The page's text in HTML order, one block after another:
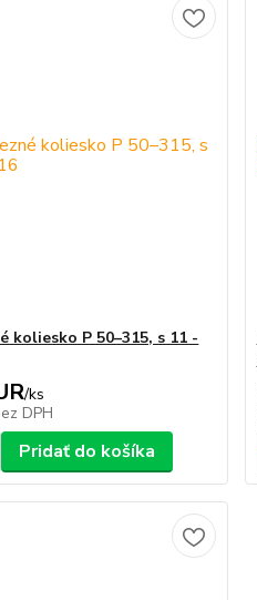
koliesko P 50–315, s 11 -
/ks
DPH
Pridať do košíka